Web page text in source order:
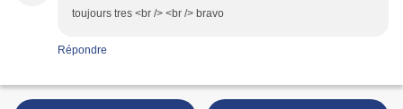
toujours tres <br /> <br /> bravo
Répondre